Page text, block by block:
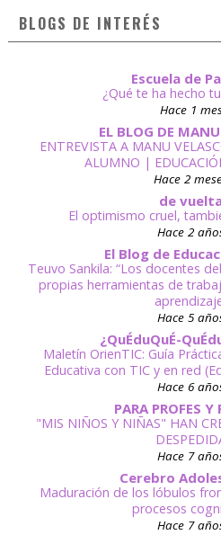
BLOGS DE INTERÉS
Escuela de
¿Qué te ha hecho
Hace 1
EL BLOG DE
ENTREVISTA A MANU
ALUMNO |
Hace 2
de
El optimismo cruel,
Hace 2
El Blog de
Teuvo Sankila: “Los docentes
propias herramientas de
Hace 5
¿QuÉduQuÉ-
Maletín OrienTIC: Guía
Educativa con TIC y en red
Hace 6
PARA PROFES Y
"MIS NIÑOS Y NIÑAS" HAN
Hace 7
Cerebro
Maduración de los lóbulos
procesos
Hace 7